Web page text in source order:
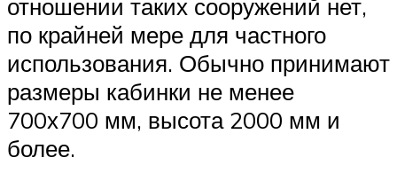
отношении таких сооружений нет,
по крайней мере для частного
использования. Обычно принимают
размеры кабинки не менее
700х700 мм, высота 2000 мм и
более.